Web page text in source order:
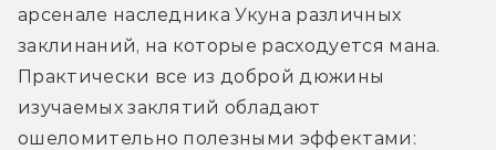
арсенале наследника Укуна различных
заклинаний, на которые расходуется мана.
Практически все из доброй дюжины
изучаемых заклятий обладают
ошеломительно полезными эффектами: